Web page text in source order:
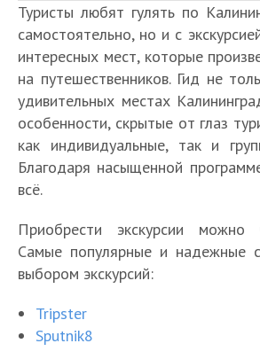
Туристы любят гулять по
самостоятельно, но и с
интересных мест, которые
на путешественников. Гид не
удивительных местах
особенности, скрытые от глаз
как индивидуальные, так и
Благодаря насыщенной
всё.
Приобрести экскурсии можно
Самые популярные и надежные
выбором экскурсий:
Tripster
Sputnik8